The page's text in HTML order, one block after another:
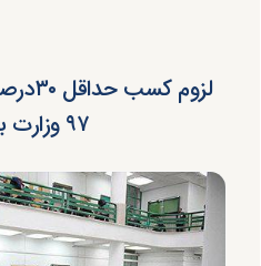
لزوم
۹۷ وزارت بهداشت